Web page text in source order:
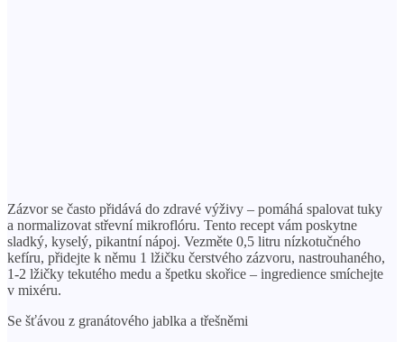
Zázvor se často přidává do zdravé výživy – pomáhá spalovat tuky
a normalizovat střevní mikroflóru. Tento recept vám poskytne
sladký, kyselý, pikantní nápoj. Vezměte 0,5 litru nízkotučného
kefíru, přidejte k němu 1 lžičku čerstvého zázvoru, nastrouhaného,
​​1-2 lžičky tekutého medu a špetku skořice – ingredience smíchejte
v mixéru.
Se šťávou z granátového jablka a třešněmi